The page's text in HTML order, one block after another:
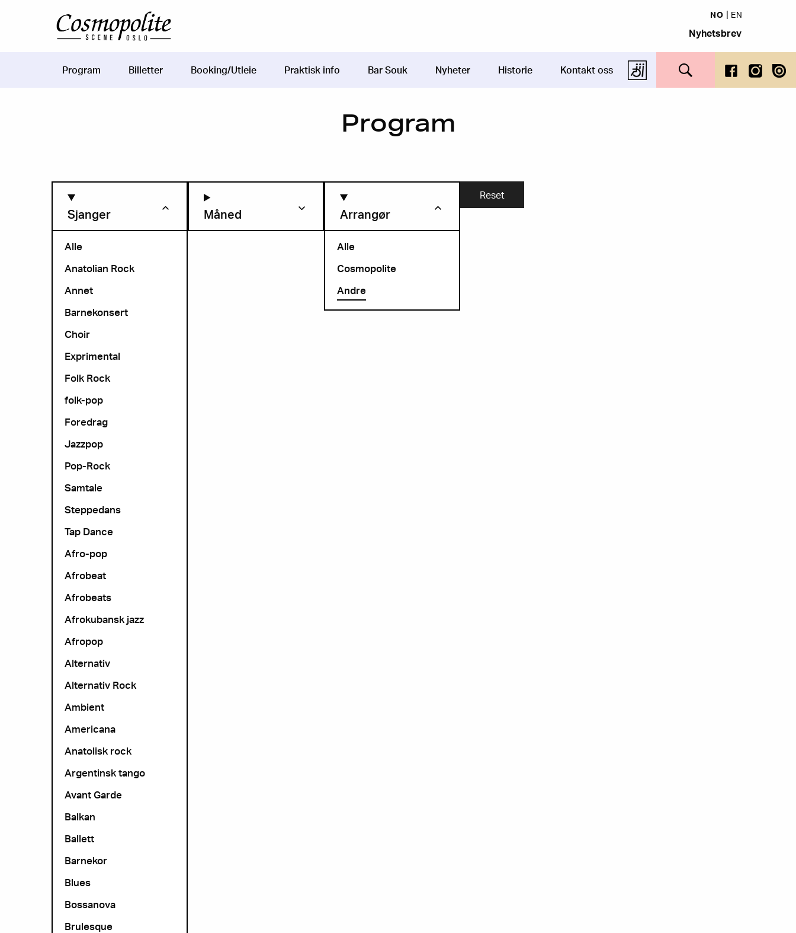
NO EN
Nyhetsbrev
Main
Program Billetter Booking/Utleie Praktisk info Bar Souk Nyheter Historie Kontakt oss Search this site
Program
Sjanger
Alle
Anatolian Rock
Annet
Barnekonsert
Choir
Exprimental
Folk Rock
folk-pop
Foredrag
Jazzpop
Pop-Rock
Samtale
Steppedans
Tap Dance
Afro-pop
Afrobeat
Afrobeats
Afrokubansk jazz
Afropop
Alternativ
Alternativ Rock
Ambient
Americana
Anatolisk rock
Argentinsk tango
Avant Garde
Balkan
Ballett
Barnekor
Blues
Bossanova
Brulesque
Måned Arrangør
Alle
Cosmopolite
Andre